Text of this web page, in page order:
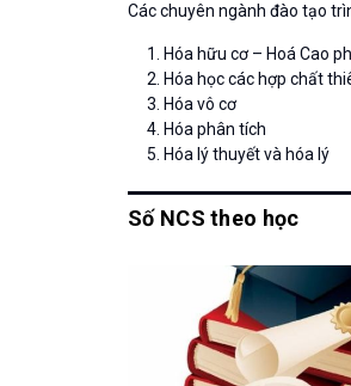
Các chuyên ngành đào tạo
Hóa hữu cơ – Hoá Cao
Hóa học các hợp chất
Hóa vô cơ
Hóa phân tích
Hóa lý thuyết và hóa lý
Số NCS theo học